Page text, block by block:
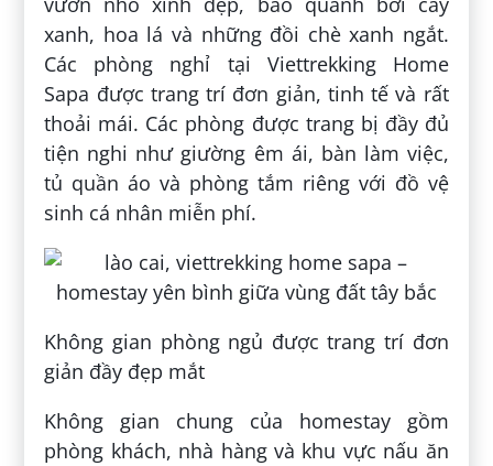
xanh, hoa lá và những đồi chè xanh ngắt.
Các phòng nghỉ tại Viettrekking Home
Sapa được trang trí đơn giản, tinh tế và rất
thoải mái. Các phòng được trang bị đầy đủ
tiện nghi như giường êm ái, bàn làm việc,
tủ quần áo và phòng tắm riêng với đồ vệ
sinh cá nhân miễn phí.
Không gian phòng ngủ được trang trí đơn
giản đầy đẹp mắt
Không gian chung của homestay gồm
phòng khách, nhà hàng và khu vực nấu ăn